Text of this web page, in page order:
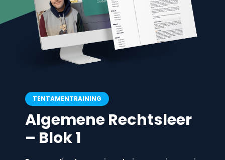
TENTAMENTRAINING
Algemene Rechtsleer
– Blok 1